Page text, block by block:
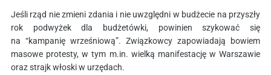
Jeśli rząd nie zmieni zdania i nie uwzględni w budżecie na przyszły
rok podwyżek dla budżetówki, powinien szykować się
na “kampanię wrześniową”. Związkowcy zapowiadają bowiem
masowe protesty, w tym m.in. wielką manifestację w Warszawie
oraz strajk włoski w urzędach.